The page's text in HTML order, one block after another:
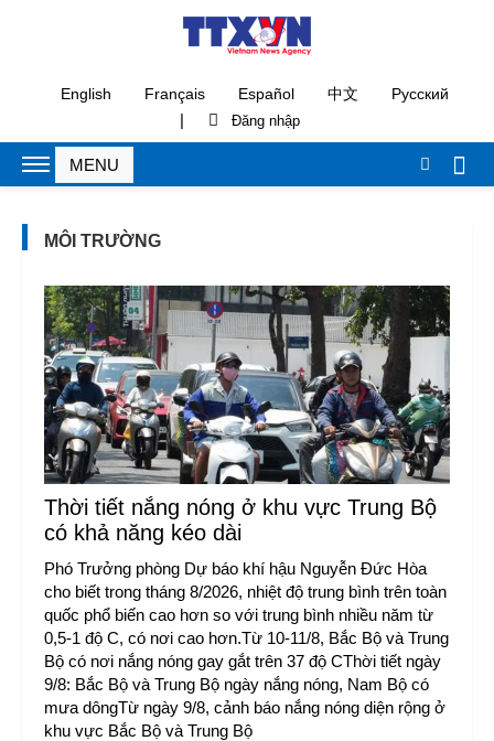
English Français Español 中文 Русский
|
MÔI TRƯỜNG
Thời tiết nắng nóng ở khu vực Trung Bộ
có khả năng kéo dài
Phó Trưởng phòng Dự báo khí hậu Nguyễn Đức Hòa
cho biết trong tháng 8/2026, nhiệt độ trung bình trên toàn
quốc phổ biến cao hơn so với trung bình nhiều năm từ
0,5-1 độ C, có nơi cao hơn.Từ 10-11/8, Bắc Bộ và Trung
Bộ có nơi nắng nóng gay gắt trên 37 độ CThời tiết ngày
9/8: Bắc Bộ và Trung Bộ ngày nắng nóng, Nam Bộ có
mưa dôngTừ ngày 9/8, cảnh báo nắng nóng diện rộng ở
khu vực Bắc Bộ và Trung Bộ